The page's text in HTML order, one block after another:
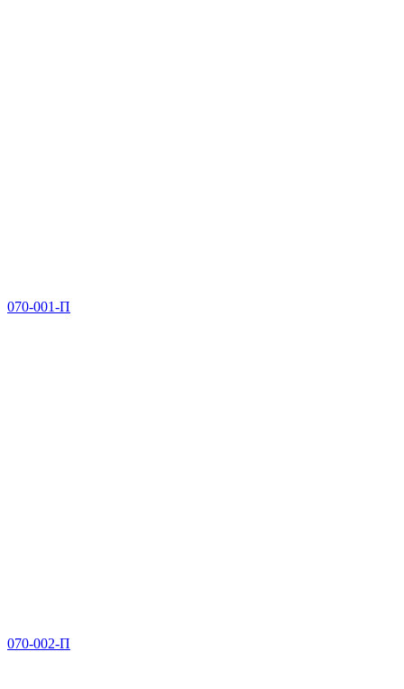
070-001-П
070-002-П